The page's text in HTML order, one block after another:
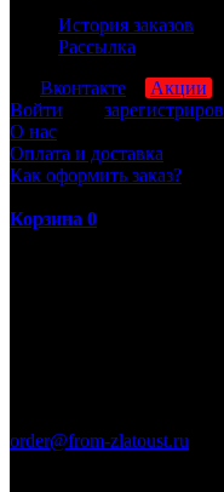
История заказов
Рассылка
Вконтакте Акции
Войти
О нас
Оплата и доставка
Как оформить заказ?
Корзина 0
order@from-zlatoust.ru